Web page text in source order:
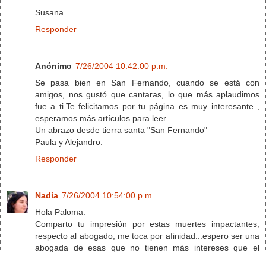
Susana
Responder
Anónimo 7/26/2004 10:42:00 p.m.
Se pasa bien en San Fernando, cuando se está con
amigos, nos gustó que cantaras, lo que más aplaudimos
fue a ti.Te felicitamos por tu página es muy interesante ,
esperamos más artículos para leer.
Un abrazo desde tierra santa "San Fernando"
Paula y Alejandro.
Responder
Nadia 7/26/2004 10:54:00 p.m.
Hola Paloma:
Comparto tu impresión por estas muertes impactantes;
respecto al abogado, me toca por afinidad...espero ser una
abogada de esas que no tienen más intereses que el